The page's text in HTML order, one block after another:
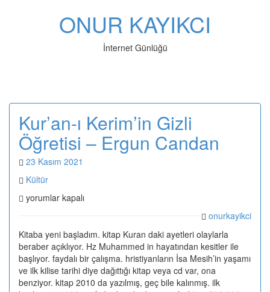
ONUR KAYIKCI
İnternet Günlüğü
Kur’an-ı Kerim’in Gizli
Öğretisi – Ergun Candan
23 Kasım 2021
Kültür
Kur’an-
Gizli
Öğretisi
–
Ergun
Candan
yorumlar kapalı
onurkayikci
Kitaba yeni başladım. kitap Kuran daki ayetleri olaylarla
beraber açıklıyor. Hz Muhammed in hayatından kesitler ile
başlıyor. faydalı bir çalışma. hristiyanların İsa Mesih’in yaşamı
ve ilk kilise tarihi diye dağıttığı kitap veya cd var, ona
benziyor. kitap 2010 da yazılmış, geç bile kalınmış. ilk